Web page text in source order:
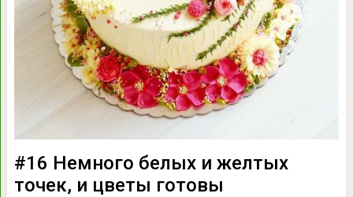
#16 Немного белых и желтых
точек, и цветы готовы